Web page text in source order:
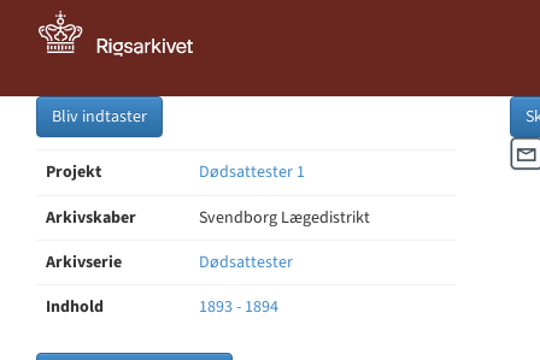
Bliv indtaster
Projekt
Dødsattester 1
Arkivskaber
Svendborg Lægedistrikt
Arkivserie
Dødsattester
Indhold
1893 - 1894